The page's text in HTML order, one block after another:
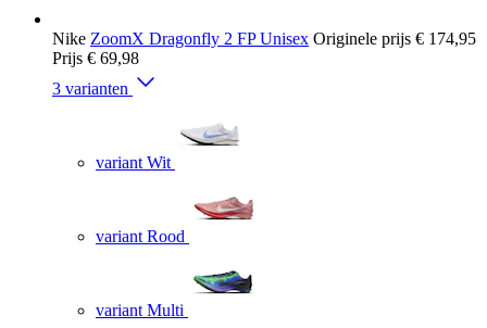
Nike ZoomX Dragonfly 2 FP Unisex Originele prijs € 174,95
Prijs € 69,98
3 varianten
variant Wit
variant Rood
variant Multi